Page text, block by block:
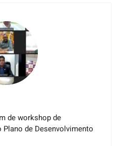
de workshop de
de Desenvolvimento